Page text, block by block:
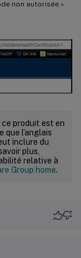
non autorisée »
produit est en
que l’anglais
inclure du
plus,
relative à
Group home.